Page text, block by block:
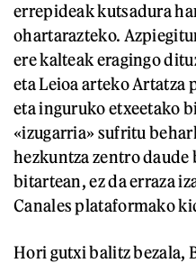
errepideak kutsadura
ohartarazteko.
ere kalteak eragingo
eta Leioa arteko Artatza
eta inguruko etxeetako
«izugarria» sufritu
hezkuntza zentro
bitartean, ez da erraza
Canales plataformako
Hori gutxi balitz bezala,